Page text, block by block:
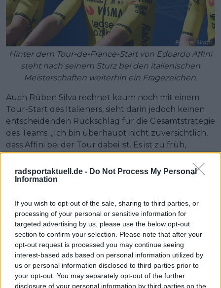
radsportaktuell.de - Do Not Process My Personal
Information
If you wish to opt-out of the sale, sharing to third parties, or
processing of your personal or sensitive information for
targeted advertising by us, please use the below opt-out
section to confirm your selection. Please note that after your
opt-out request is processed you may continue seeing
interest-based ads based on personal information utilized by
us or personal information disclosed to third parties prior to
your opt-out. You may separately opt-out of the further
disclosure of your personal information by third parties on the
Hinter dem Tour-de-France-Start von Edoardo Affini
steht nach seinem Sturz bei den italienischen
Meisterschaften weiterhin ein Fragezeichen.
Auch Rúben Silva rechnet kaum noch mit einem
Tour-Start des Italieners, sieht darin jedoch keinen
entscheidenden Rückschlag für die Gesamtstrategie
des Teams. „Ich bin überhaupt nicht zuversichtlich,
dass Affini bei der Tour dabei ist. Es ist zu früh,
einfach zu früh. Das Glück wird nicht auf seiner Seite
sein, aber eine Katastrophe ist es nicht.“
aber wie Carlos sagte: Ich sehe Jorgenson nicht auf
dem Niveau von Del Toro. Er wird Del Toro keinen
Druck machen können. Piganzoli in die Auswahl zu
nehmen, ergibt Sinn, und Ben Tulett danach
ebenfalls. Visma braucht viele Kletterer.“
Weiterlesen